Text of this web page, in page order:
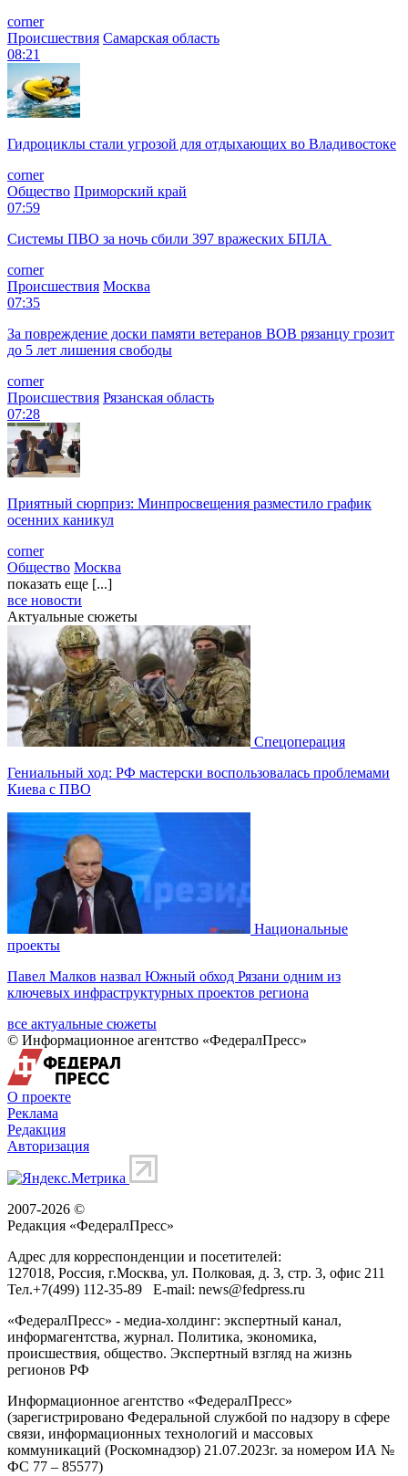
corner
Происшествия Самарская область
08:21
Гидроциклы стали угрозой для отдыхающих во Владивостоке
corner
Общество Приморский край
07:59
Системы ПВО за ночь сбили 397 вражеских БПЛА
corner
Происшествия Москва
07:35
За повреждение доски памяти ветеранов ВОВ рязанцу грозит
до 5 лет лишения свободы
corner
Происшествия Рязанская область
07:28
Приятный сюрприз: Минпросвещения разместило график
осенних каникул
corner
Общество Москва
показать еще [...]
все новости
Актуальные сюжеты
Спецоперация
Гениальный ход: РФ мастерски воспользовалась проблемами
Киева с ПВО
Национальные
проекты
Павел Малков назвал Южный обход Рязани одним из
ключевых инфраструктурных проектов региона
все актуальные сюжеты
© Информационное агентство «ФедералПресс»
О проекте
Реклама
Редакция
Авторизация
2007-2026 ©
Редакция «ФедералПресс»
Адрес для корреспонденции и посетителей:
127018, Россия, г.Москва, ул. Полковая, д. 3, стр. 3, офис 211
Тел.+7(499) 112-35-89 E-mail: news@fedpress.ru
«ФедералПресс» - медиа-холдинг: экспертный канал,
информагентства, журнал. Политика, экономика,
происшествия, общество. Экспертный взгляд на жизнь
регионов РФ
Информационное агентство «ФедералПресс»
(зарегистрировано Федеральной службой по надзору в сфере
связи, информационных технологий и массовых
коммуникаций (Роскомнадзор) 21.07.2023г. за номером ИА №
ФС 77 – 85577)